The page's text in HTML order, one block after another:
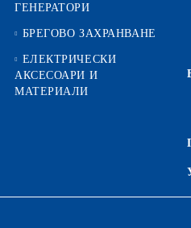
ГЕНЕРАТОРИ
БРЕГОВО ЗАХРАНВАНЕ
ЕЛЕКТРИЧЕСКИ
АКСЕСОАРИ И
МАТЕРИАЛИ